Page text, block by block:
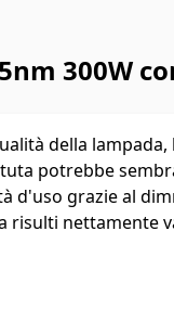
300W
della
potrebbe
d'uso grazie al
risulti nettamente